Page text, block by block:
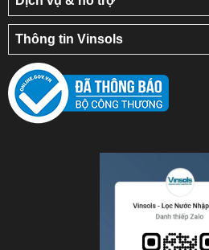
Thông tin Vinsols